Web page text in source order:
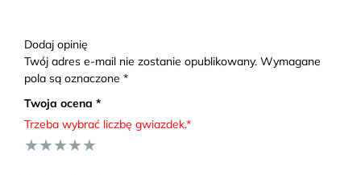
Dodaj opinię
Twój adres e-mail nie zostanie opublikowany. Wymagane
pola są oznaczone *
Twoja ocena *
Trzeba wybrać liczbę gwiazdek.*
★
★
★
★
★